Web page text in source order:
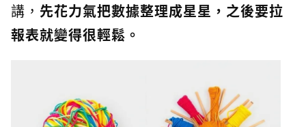
講， 先花力氣把數據整理成星星，之後要拉
報表就變得很輕鬆。